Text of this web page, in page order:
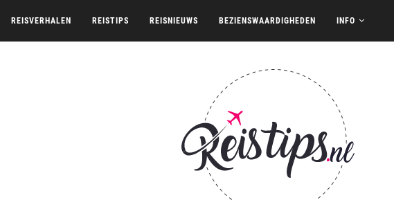
REISVERHALEN REISTIPS REISNIEUWS BEZIENSWAARDIGHEDEN INFO